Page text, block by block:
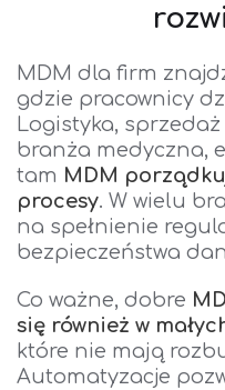
MDM dla firm
gdzie pracownicy
Logistyka,
branża medyczna,
tam MDM
procesy. W wielu
na spełnienie
bezpieczeństwa
Co ważne, dobre
się również w
które nie mają
Automatyzacje